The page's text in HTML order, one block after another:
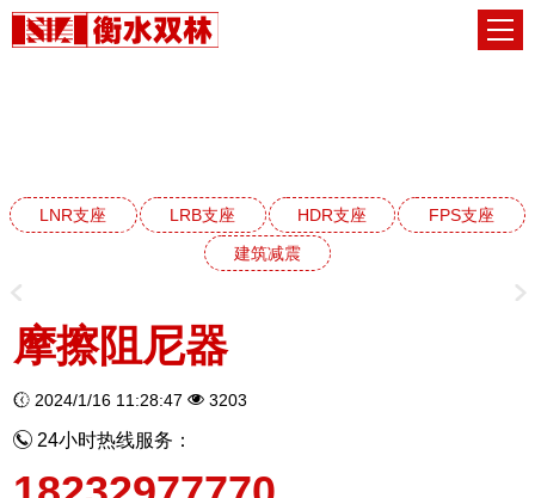
LNR支座 LRB支座 HDR支座
FPS支座
建筑减震
摩擦阻尼器
2024/1/16 11:28:47 3203
24小时热线服务：